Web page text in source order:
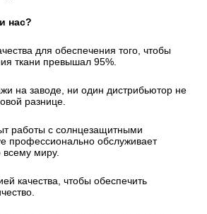
нас?
для обеспечения того, чтобы
ткани превышал 95%.
на заводе, ни один дистрибьютор не
разнице.
работы с солнцезащитными
профессионально обслуживает
всему миру.
качества, чтобы обеспечить